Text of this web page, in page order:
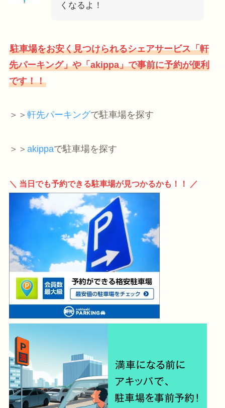
くなるよ！
駐車場をお安く見つけられるシェアサービス「軒
先パーキング」や「akippa」で事前に予約が便利
です！！
＞＞ 軒先パーキングで駐車場を探す
＞＞ akippaで駐車場を探す
＼ 当日でも予約できる駐車場が見つかるかも！！ ／